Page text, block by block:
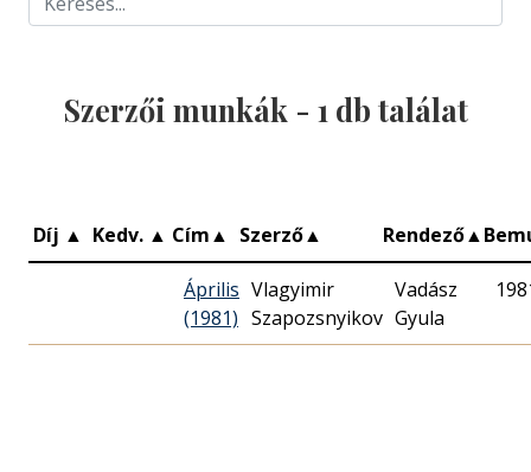
Szerzői munkák - 1 db találat
Díj ▲ Kedv. ▲ Cím▲ Szerző▲ Rendező▲
Április
(1981)
Vlagyimir
Szapozsnyikov
Vadász
Gyula